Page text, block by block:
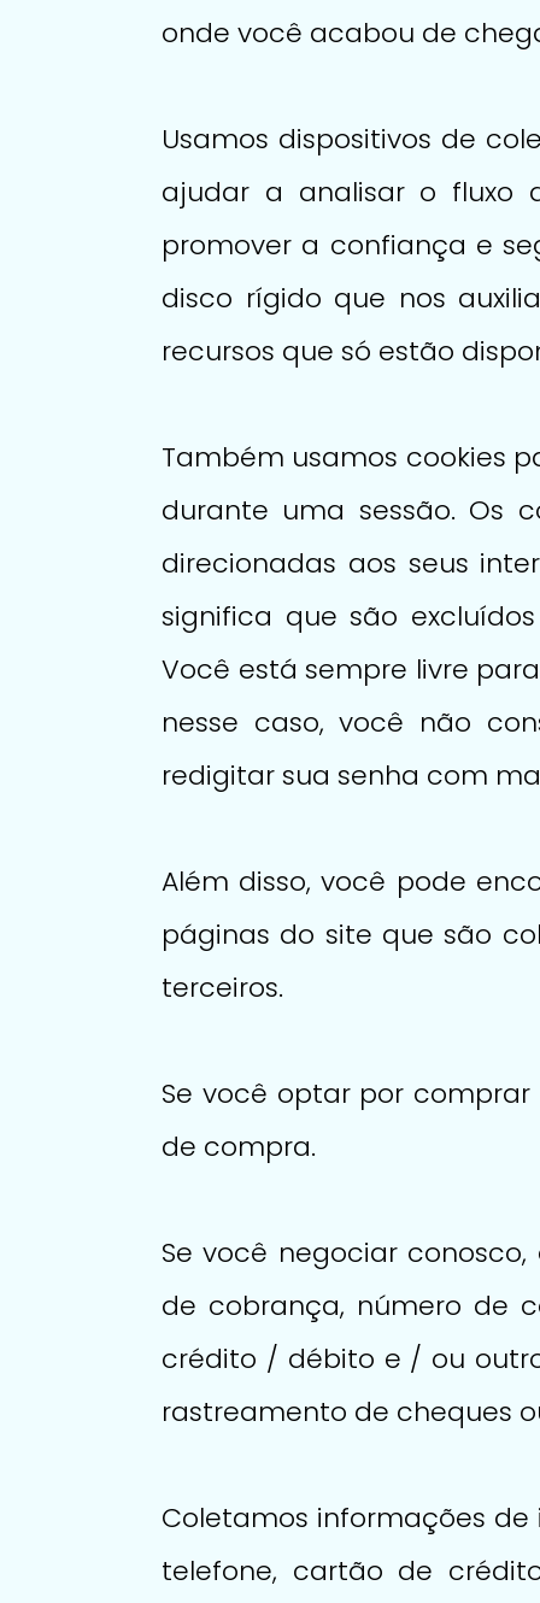
onde você acabou de
Usamos dispositivos de
ajudar a analisar o fluxo
promover a confiança e
disco rígido que nos
recursos que só estão
Também usamos cookies
durante uma sessão. Os
direcionadas aos seus
significa que são
Você está sempre livre
nesse caso, você não
redigitar sua senha com
Além disso, você pode
páginas do site que são
terceiros.
Se você optar por
de compra.
Se você negociar
de cobrança, número de
crédito / débito e / ou
rastreamento de cheques
Coletamos informações
telefone, cartão de